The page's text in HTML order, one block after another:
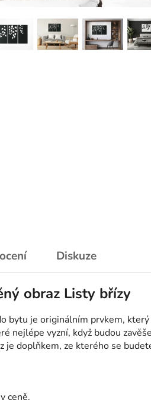
Diskuze
obraz Listy břízy
bytu je originálním prvkem,
nejlépe vyzní, když budou
je doplňkem, ze kterého se
ceně.